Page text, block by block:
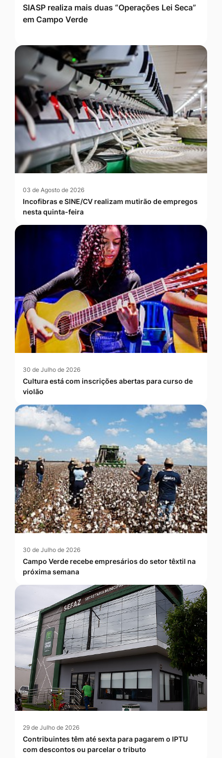
SIASP realiza mais duas “Operações Lei Seca”
em Campo Verde
03 de Agosto de 2026
Incofibras e SINE/CV realizam mutirão de empregos
nesta quinta-feira
30 de Julho de 2026
Cultura está com inscrições abertas para curso de
violão
30 de Julho de 2026
Campo Verde recebe empresários do setor têxtil na
próxima semana
29 de Julho de 2026
Contribuintes têm até sexta para pagarem o IPTU
com descontos ou parcelar o tributo